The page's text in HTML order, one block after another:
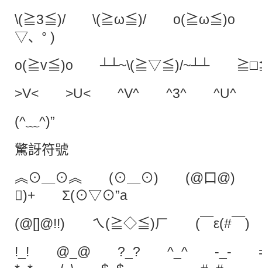
\(≧3≦)/ \(≧ω≦)/ o(≧ω≦)o
▽、° )
o(≧v≦)o ┴┴~\(≧▽≦)/~┴┴
>V< >U< ^V^ ^3^ ^U^
(^﹏^)”
驚訝符號
︽⊙＿⊙︽ (⊙＿⊙) (@口@)
￣)+ Σ(⊙▽⊙”a
(@[]@!!) ㄟ(≧◇≦)ㄏ (￣ε(#￣)
!_! @_@ ?_? ^_^ -_-